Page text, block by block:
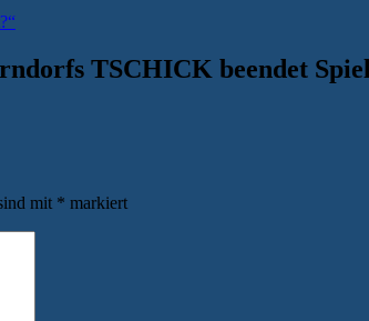
TSCHICK beendet
mit * markiert